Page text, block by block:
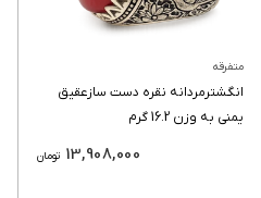
متفرقه
انگشترمردانه نقره دست سازعقیق
یمنی به وزن 16.2 گرم
تومان 13,908,000